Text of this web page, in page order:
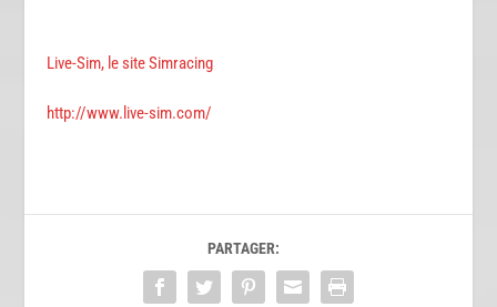
Live-Sim, le site Simracing
http://www.live-sim.com/
PARTAGER: